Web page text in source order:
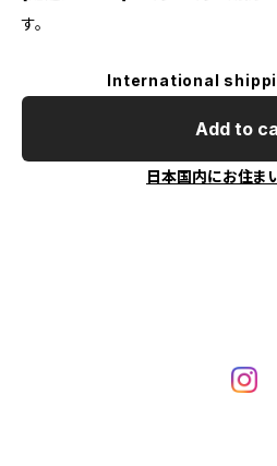
す。
International
Add to
日本国内にお住ま